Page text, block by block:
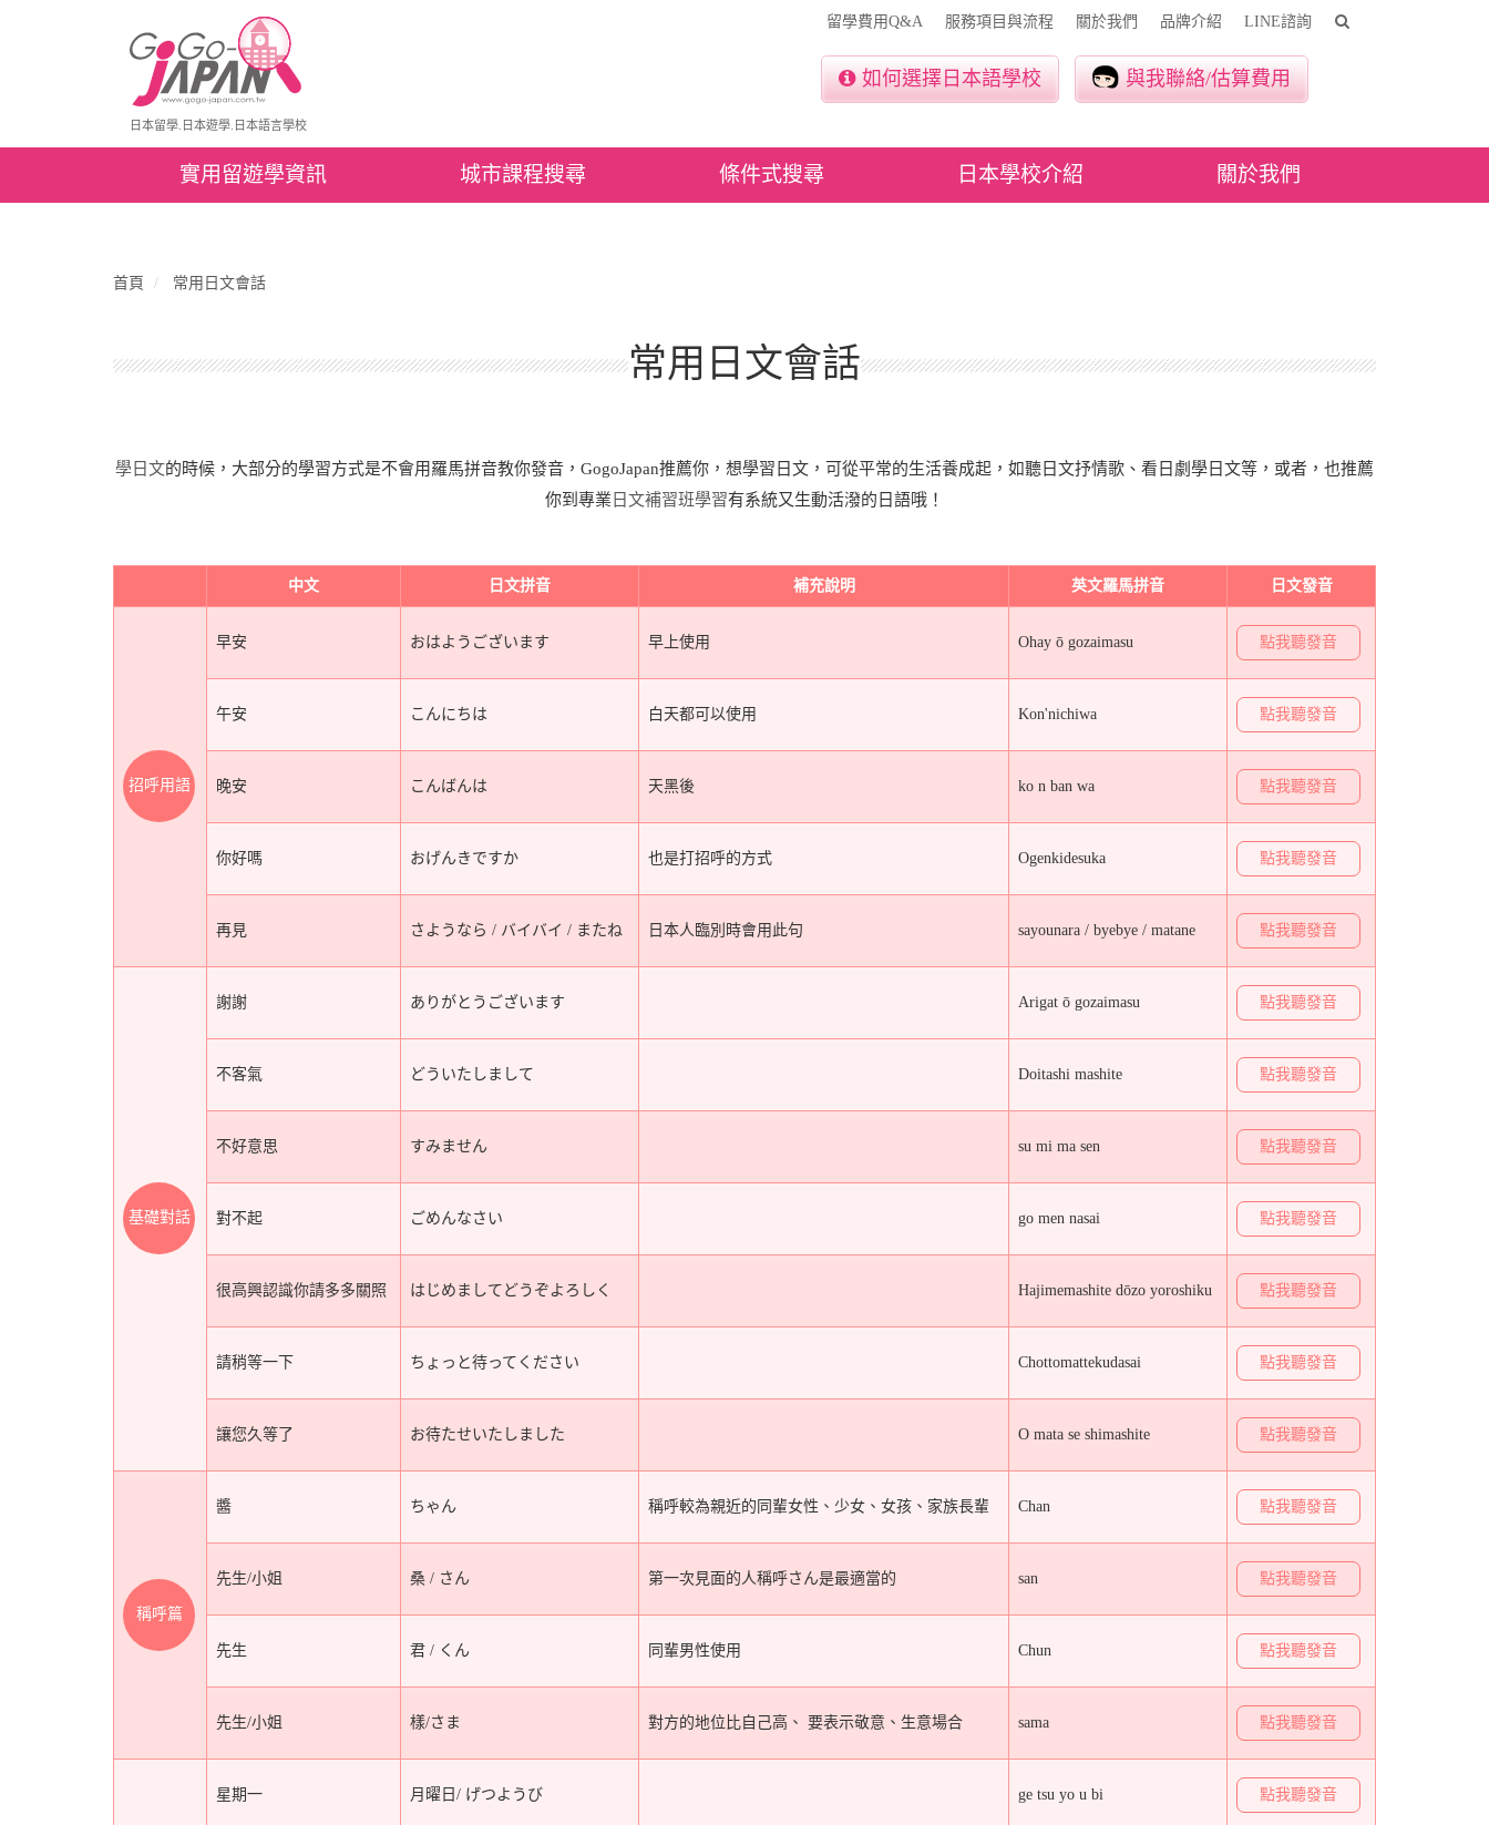
日本留學.日本遊學.日本語言學校
留學費用Q&A 服務項目與流程 關於我們 品牌介紹 LINE諮詢
如何選擇日本語學校 與我聯絡/估算費用
實用留遊學資訊 城市課程搜尋 條件式搜尋 日本學校介紹 關於我們
首頁 常用日文會話
常用日文會話
學日文的時候，大部分的學習方式是不會用羅馬拼音教你發音，GogoJapan推薦你，想學習日文，可從平常的生活養成起，如聽日文抒情歌、看日劇學日文等，或者，也推薦
你到專業 日文補習班學習有系統又生動活潑的日語哦！
中文 日文拼音 補充說明 英文羅馬拼音 日文發音
招呼用語
早安 おはようございます 早上使用 Ohay ō gozaimasu 點我聽發音
午安 こんにちは 白天都可以使用 Kon'nichiwa 點我聽發音
晚安 こんばんは 天黑後 ko n ban wa 點我聽發音
你好嗎 おげんきですか 也是打招呼的方式 Ogenkidesuka 點我聽發音
再見 さようなら / バイバイ / またね 日本人臨別時會用此句 sayounara / byebye / matane 點我聽發音
基礎對話
謝謝 ありがとうございます Arigat ō gozaimasu 點我聽發音
不客氣 どういたしまして Doitashi mashite 點我聽發音
不好意思 すみません su mi ma sen 點我聽發音
對不起 ごめんなさい go men nasai 點我聽發音
很高興認識你請多多關照 はじめましてどうぞよろしく Hajimemashite dōzo yoroshiku 點我聽發音
請稍等一下 ちょっと待ってください Chottomattekudasai 點我聽發音
讓您久等了 お待たせいたしました O mata se shimashite 點我聽發音
稱呼篇
醬 ちゃん 稱呼較為親近的同輩女性、少女、女孩、家族長輩 Chan 點我聽發音
先生/小姐 桑 / さん 第一次見面的人稱呼さん是最適當的 san 點我聽發音
先生 君 / くん 同輩男性使用 Chun 點我聽發音
先生/小姐 樣/さま 對方的地位比自己高、 要表示敬意、生意場合 sama 點我聽發音
星期一 月曜日/ げつようび ge tsu yo u bi 點我聽發音